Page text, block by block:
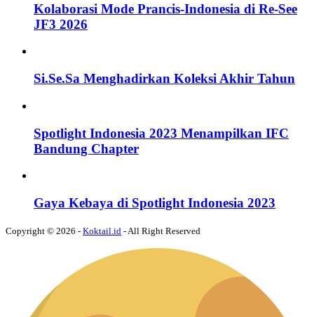
Kolaborasi Mode Prancis-Indonesia di Re-See
JF3 2026
Si.Se.Sa Menghadirkan Koleksi Akhir Tahun
Spotlight Indonesia 2023 Menampilkan IFC
Bandung Chapter
Gaya Kebaya di Spotlight Indonesia 2023
Copyright © 2026 - Koktail.id - All Right Reserved